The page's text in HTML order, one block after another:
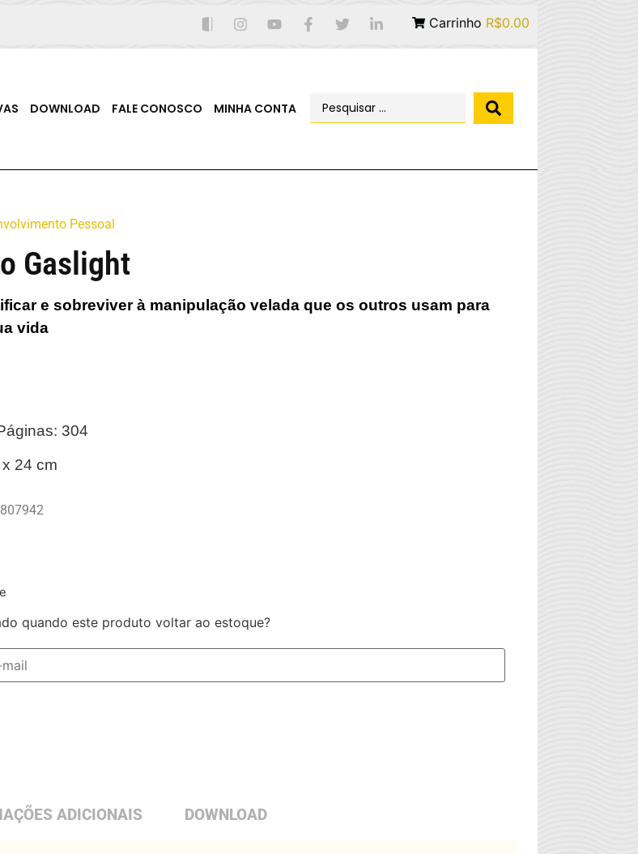
Carrinho R$0.00
DOWNLOAD FALE CONOSCO MINHA CONTA
Pessoal
Gaslight
e sobreviver à manipulação velada que os outros usam para
vida
304
24 cm
quando este produto voltar ao estoque?
ADICIONAIS DOWNLOAD